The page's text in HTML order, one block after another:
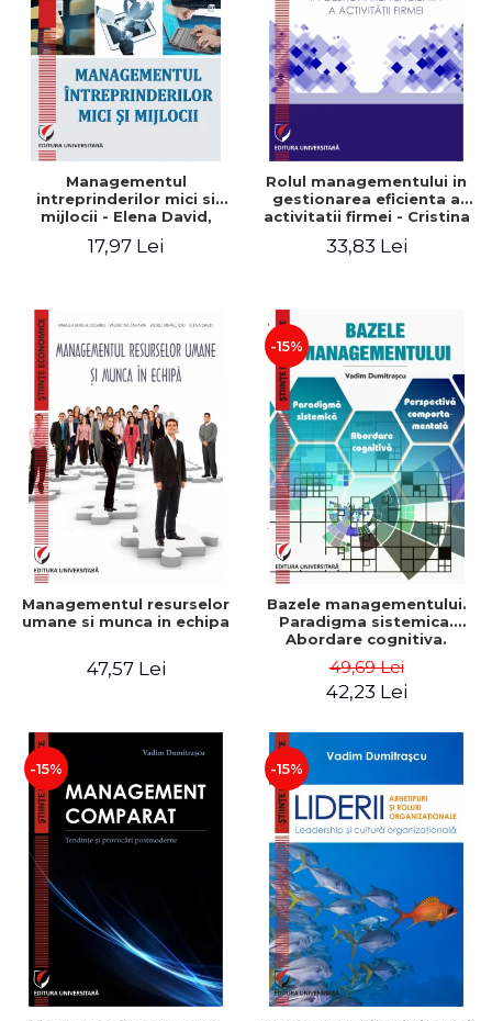
Managementul
intreprinderilor mici si
mijlocii - Elena David,
Roxana Carmen Ionescu,
17,97 Lei
Rolul managementului in
gestionarea eficienta a
activitatii firmei - Cristina
Gabriel Nastase, Mihaela-
33,83 Lei
Managementul resurselor
umane si munca in echipa
47,57 Lei
-15%
Bazele managementului.
Paradigma sistemica.
Abordare cognitiva.
comportamentala - Vadim
Dumitrascu
49,69 Lei
42,23 Lei
-15% -15%